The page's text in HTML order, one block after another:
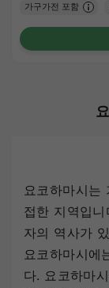
가구가전 포함
요코하마시는
접한 지역입
자의 역사가
요코하마시에
다. 요코하마